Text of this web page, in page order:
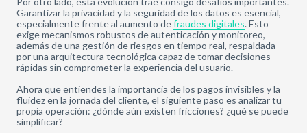
Garantizar la privacidad y la seguridad de los datos es esencial,
especialmente frente al aumento defraudes digitales. Esto
exige mecanismos robustos de autenticación y monitoreo,
además de una gestión de riesgos en tiempo real, respaldada
por una arquitectura tecnológica capaz de tomar decisiones
rápidas sin comprometer la experiencia del usuario.
Ahora que entiendes la importancia de los pagos invisibles y la
fluidez en la jornada del cliente, el siguiente paso es analizar tu
propia operación: ¿dónde aún existen fricciones? ¿qué se puede
simplificar?